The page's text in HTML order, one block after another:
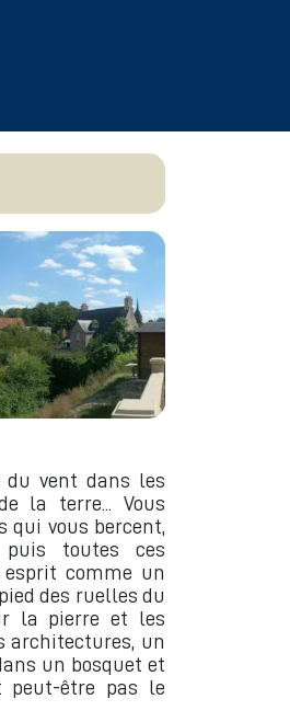
vent dans les
la terre... Vous
vous bercent,
toutes ces
comme un
des ruelles du
la pierre et les
architectures, un
un bosquet et
peut-être pas le